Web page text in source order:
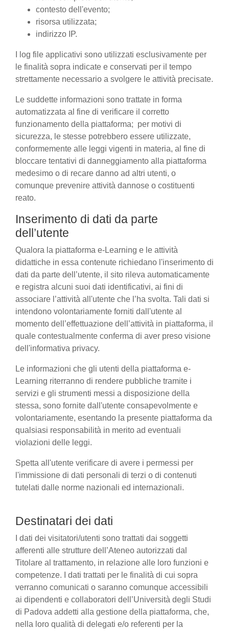
contesto dell'evento;
risorsa utilizzata;
indirizzo IP.
I log file applicativi sono utilizzati esclusivamente per
le finalità sopra indicate e conservati per il tempo
strettamente necessario a svolgere le attività precisate.
Le suddette informazioni sono trattate in forma
automatizzata al fine di verificare il corretto
funzionamento della piattaforma; per motivi di
sicurezza, le stesse potrebbero essere utilizzate,
conformemente alle leggi vigenti in materia, al fine di
bloccare tentativi di danneggiamento alla piattaforma
medesimo o di recare danno ad altri utenti, o
comunque prevenire attività dannose o costituenti
reato.
Inserimento di dati da parte
dell’utente
Qualora la piattaforma e-Learning e le attività
didattiche in essa contenute richiedano l'inserimento di
dati da parte dell’utente, il sito rileva automaticamente
e registra alcuni suoi dati identificativi, ai fini di
associare l’attività all'utente che l’ha svolta. Tali dati si
intendono volontariamente forniti dall'utente al
momento dell’effettuazione dell’attività in piattaforma, il
quale contestualmente conferma di aver preso visione
dell'informativa privacy.
Le informazioni che gli utenti della piattaforma e-
Learning riterranno di rendere pubbliche tramite i
servizi e gli strumenti messi a disposizione della
stessa, sono fornite dall'utente consapevolmente e
volontariamente, esentando la presente piattaforma da
qualsiasi responsabilità in merito ad eventuali
violazioni delle leggi.
Spetta all'utente verificare di avere i permessi per
l'immissione di dati personali di terzi o di contenuti
tutelati dalle norme nazionali ed internazionali.
Destinatari dei dati
I dati dei visitatori/utenti sono trattati dai soggetti
afferenti alle strutture dell’Ateneo autorizzati dal
Titolare al trattamento, in relazione alle loro funzioni e
competenze. I dati trattati per le finalità di cui sopra
verranno comunicati o saranno comunque accessibili
ai dipendenti e collaboratori dell’Università degli Studi
di Padova addetti alla gestione della piattaforma, che,
nella loro qualità di delegati e/o referenti per la